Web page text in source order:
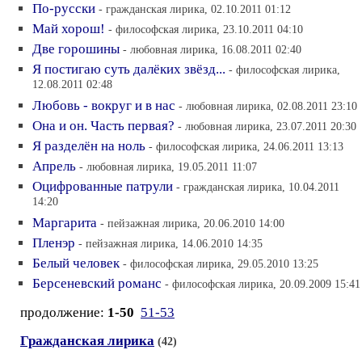
По-русски - гражданская лирика, 02.10.2011 01:12
Май хорош! - философская лирика, 23.10.2011 04:10
Две горошины - любовная лирика, 16.08.2011 02:40
Я постигаю суть далёких звёзд... - философская лирика,
12.08.2011 02:48
Любовь - вокруг и в нас - любовная лирика, 02.08.2011 23:10
Она и он. Часть первая? - любовная лирика, 23.07.2011 20:30
Я разделён на ноль - философская лирика, 24.06.2011 13:13
Апрель - любовная лирика, 19.05.2011 11:07
Оцифрованные патрули - гражданская лирика, 10.04.2011
14:20
Маргарита - пейзажная лирика, 20.06.2010 14:00
Пленэр - пейзажная лирика, 14.06.2010 14:35
Белый человек - философская лирика, 29.05.2010 13:25
Берсеневский романс - философская лирика, 20.09.2009 15:41
продолжение: 1-50 51-53
Гражданская лирика (42)